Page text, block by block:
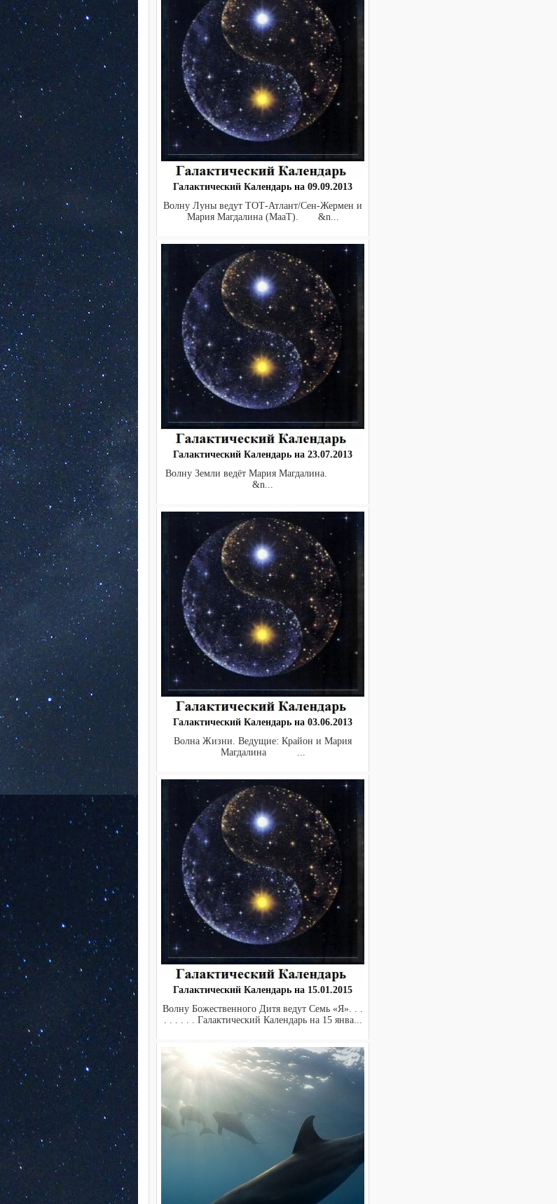
Галактический Календарь на 09.09.2013
Волну Луны ведут ТОТ-Атлант/Сен-Жермен и
Мария Магдалина (МааТ). &n...
Галактический Календарь на 23.07.2013
Волну Земли ведёт Мария Магдалина.
&n...
Галактический Календарь на 03.06.2013
Волна Жизни. Ведущие: Крайон и Мария
Магдалина ...
Галактический Календарь на 15.01.2015
Волну Божественного Дитя ведут Семь «Я». . .
. . . . . . Галактический Календарь на 15 янва...